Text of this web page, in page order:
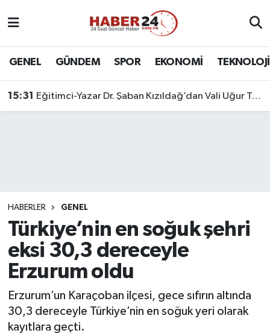
GENEL GÜNDEM SPOR EKONOMİ TEKNOLOJİ
15:31 Eğitimci-Yazar Dr. Şaban Kızıldağ’dan Vali Uğur Turan’a Ziyaret
HABERLER GENEL
Türkiye’nin en soğuk şehri
eksi 30,3 dereceyle
Erzurum oldu
Erzurum’un Karaçoban ilçesi, gece sıfırın altında
30,3 dereceyle Türkiye’nin en soğuk yeri olarak
kayıtlara geçti.
Nöbetçi Eczaneler
Son Dakika Haberleri
Haber Arşivi